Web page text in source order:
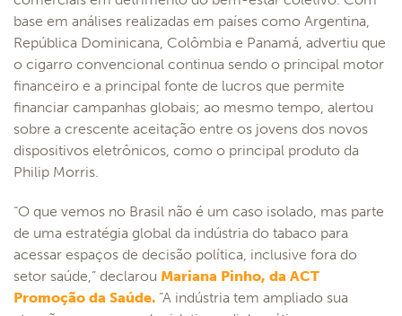
base em análises realizadas em países como Argentina,
República Dominicana, Colômbia e Panamá, advertiu que
o cigarro convencional continua sendo o principal motor
financeiro e a principal fonte de lucros que permite
financiar campanhas globais; ao mesmo tempo, alertou
sobre a crescente aceitação entre os jovens dos novos
dispositivos eletrônicos, como o principal produto da
Philip Morris.
“O que vemos no Brasil não é um caso isolado, mas parte
de uma estratégia global da indústria do tabaco para
acessar espaços de decisão política, inclusive fora do
setor saúde,” declarou Mariana Pinho, da ACT
Promoção da Saúde. “A indústria tem ampliado sua